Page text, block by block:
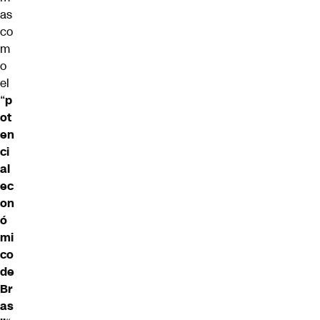
as
co
m
o
el
“p
ot
en
ci
al
ec
on
ó
mi
co
de
Br
as